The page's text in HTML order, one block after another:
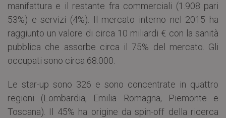
manifattura e il restante fra commerciali (1.908 pari
53%) e servizi (4%). Il mercato interno nel 2015 ha
raggiunto un valore di circa 10 miliardi € con la sanità
pubblica che assorbe circa il 75% del mercato. Gli
occupati sono circa 68.000.
Le star-up sono 326 e sono concentrate in quattro
regioni (Lombardia, Emilia Romagna, Piemonte e
Toscana). Il 45% ha origine da spin-off della ricerca